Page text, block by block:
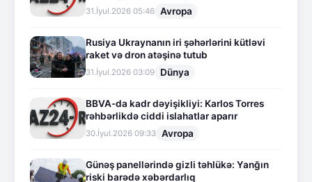
31.İyul.2026 05:46 Avropa
Rusiya Ukraynanın iri şəhərlərini kütləvi
raket və dron atəşinə tutub
31.İyul.2026 03:09 Dünya
BBVA-da kadr dəyişikliyi: Karlos Torres
rəhbərlikdə ciddi islahatlar aparır
30.İyul.2026 09:33 Avropa
Günəş panellərində gizli təhlükə: Yanğın
riski barədə xəbərdarlıq